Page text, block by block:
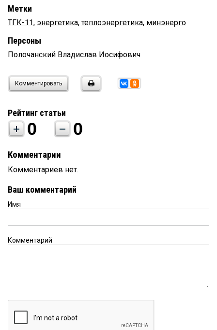
Метки
ТГК-11, энергетика,теплоэнергетика, минэнерго
Персоны
Полочанский Владислав Иосифович
Комментировать
Рейтинг статьи
0 0
Комментарии
Комментариев нет.
Ваш комментарий
Имя
Комментарий